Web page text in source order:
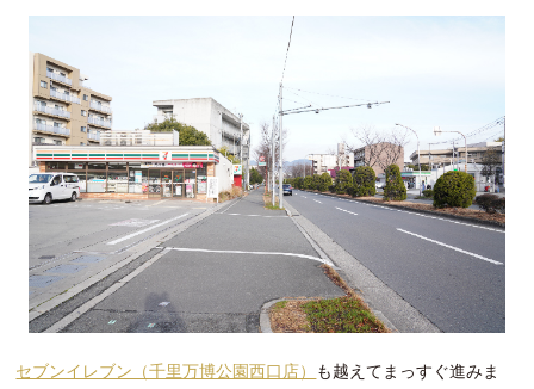
セブンイレブン（千里万博公園西口店） も越えてまっすぐ進みま